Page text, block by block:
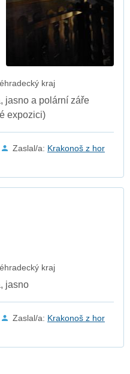
kraj
jasno a polární záře
expozici)
Zaslal/a: Krakonoš z hor
kraj
jasno
Zaslal/a: Krakonoš z hor